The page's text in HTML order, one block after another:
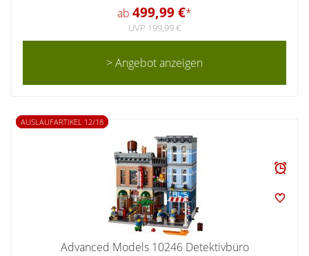
ab 499,99 €*
UVP 199,99 €
> Angebot anzeigen
AUSLAUFARTIKEL 12/18
Advanced Models 10246 Detektivbüro